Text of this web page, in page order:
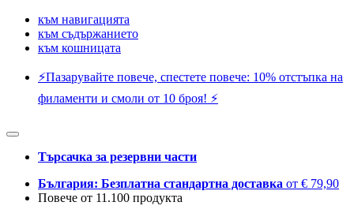
към навигацията
към съдържанието
към кошницата
⚡️Пазарувайте повече, спестете повече: 10% отстъпка на
филаменти и смоли от 10 броя! ⚡️
Търсачка за резервни части
България: Безплатна стандартна доставка от € 79,90
Повече от 11.100 продукта